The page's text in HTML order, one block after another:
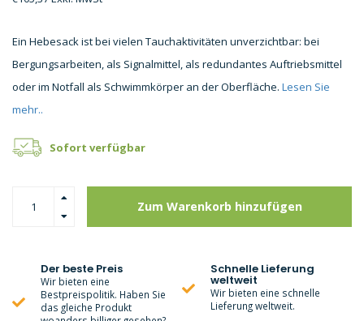
Ein Hebesack ist bei vielen Tauchaktivitäten unverzichtbar: bei
Bergungsarbeiten, als Signalmittel, als redundantes Auftriebsmittel
oder im Notfall als Schwimmkörper an der Oberfläche. Lesen Sie
mehr..
Sofort verfügbar
Zum Warenkorb hinzufügen
Der beste Preis
Wir bieten eine
Bestpreispolitik. Haben Sie
das gleiche Produkt
Schnelle Lieferung
weltweit
Wir bieten eine schnelle
Lieferung weltweit.